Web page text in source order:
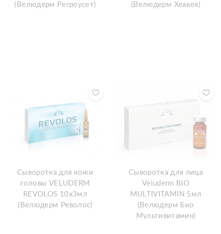
(Велюдерм Регроусет)
(Велюдерм Хеакея)
Сыворотка для кожи
головы VELUDERM
REVOLOS 10х3мл
(Велюдерм Револос)
Сыворотка для лица
Veluderm BIO
MULTIVITAMIN 5мл
(Велюдерм Био
Мультивитамин)